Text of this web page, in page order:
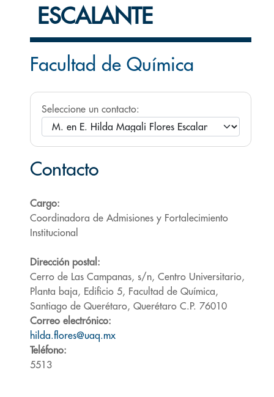
ESCALANTE
Facultad de Química
Seleccione un contacto:
Contacto
Cargo:
Coordinadora de Admisiones y Fortalecimiento
Institucional
Dirección postal:
Cerro de Las Campanas, s/n, Centro Universitario,
Planta baja, Edificio 5, Facultad de Química,
Santiago de Querétaro, Querétaro C.P. 76010
Correo electrónico:
hilda.flores@uaq.mx
Teléfono:
5513